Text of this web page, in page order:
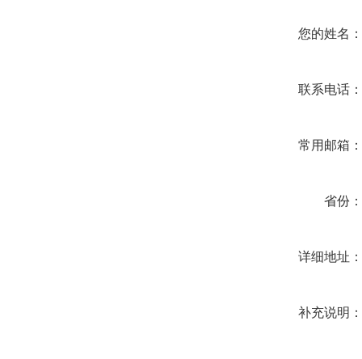
您的姓名
联系电话
常用邮箱
省份
详细地址
补充说明